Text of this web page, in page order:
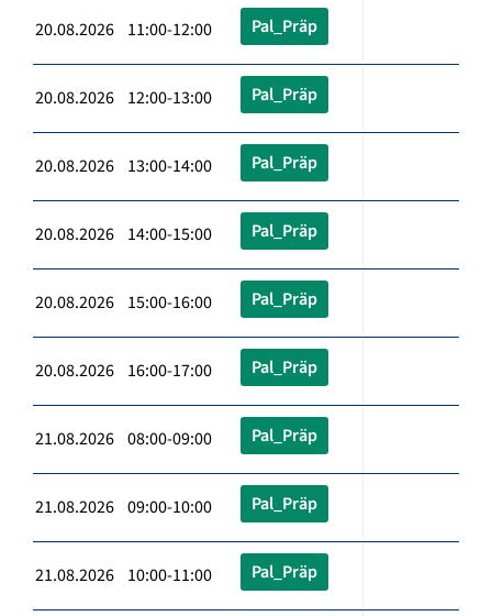
20.08.2026 11:00-12:00 Pal_Präp
20.08.2026 12:00-13:00 Pal_Präp
20.08.2026 13:00-14:00 Pal_Präp
20.08.2026 14:00-15:00 Pal_Präp
20.08.2026 15:00-16:00 Pal_Präp
20.08.2026 16:00-17:00 Pal_Präp
21.08.2026 08:00-09:00 Pal_Präp
21.08.2026 09:00-10:00 Pal_Präp
21.08.2026 10:00-11:00 Pal_Präp